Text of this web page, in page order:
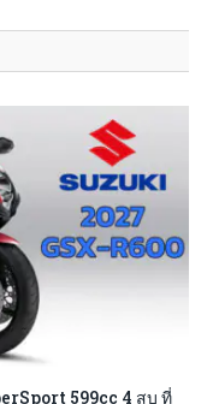
599cc 4 สูบ ที่